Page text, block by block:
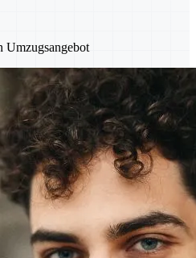
Umzugsangebot